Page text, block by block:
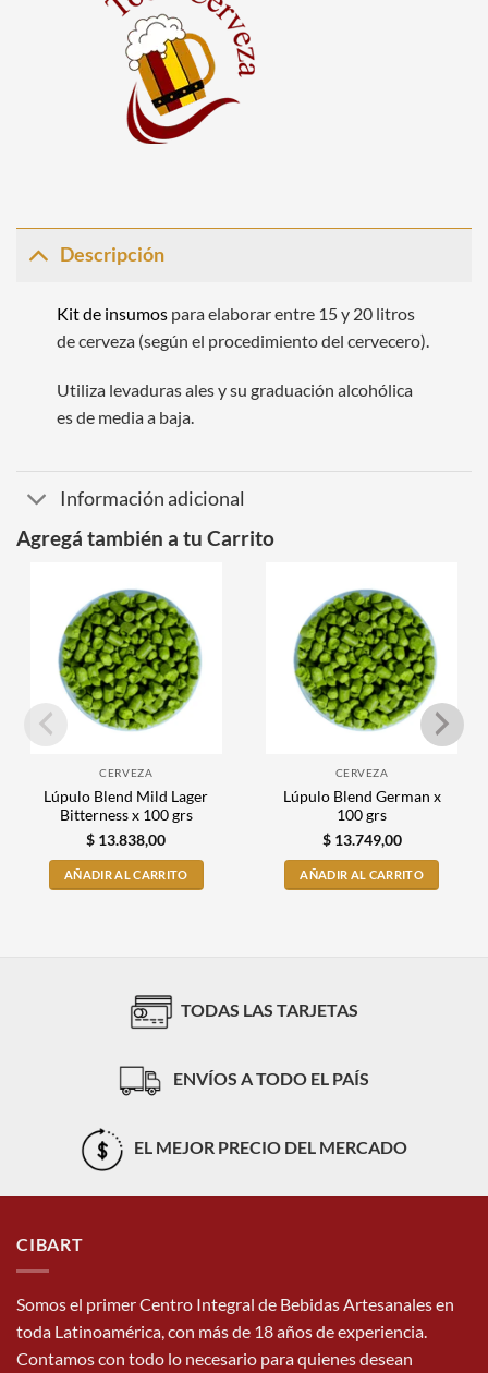
Descripción
Kit de insumospara elaborar entre 15 y 20 litros
de cerveza (según el procedimiento del cervecero).
Utiliza levaduras ales y su graduación alcohólica
es de media a baja.
Información adicional
Agregá también a tu Carrito
CERVEZA
Lúpulo Blend Mild Lager
Bitterness x 100 grs
$ 13.838,00
AÑADIR AL CARRITO
CERVEZA
Lúpulo Blend German x
100 grs
$13.749,00
AÑADIR AL CARRITO
TODAS LAS TARJETAS
ENVÍOS A TODO EL PAÍS
EL MEJOR PRECIO DEL MERCADO
CIBART
Somos el primer Centro Integral de Bebidas Artesanales en
toda Latinoamérica, con más de 18 años de experiencia.
Contamos con todo lo necesario para quienes desean